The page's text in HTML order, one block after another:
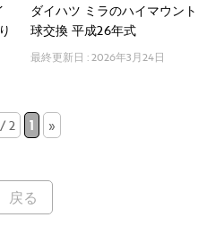
ダイハツ ミラのハイマウント
球交換 平成26年式
最終更新日 :2026年3月24日
2 1 »
戻る